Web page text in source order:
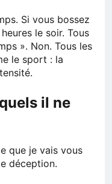
Si vous bossez
le soir. Tous
». Non. Tous les
le sport : la
il ne
que je vais vous
déception.